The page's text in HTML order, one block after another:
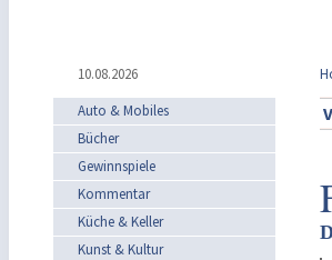
10.08.2026
Auto & Mobiles
Bücher
Gewinnspiele
Kommentar
Küche & Keller
Kunst & Kultur